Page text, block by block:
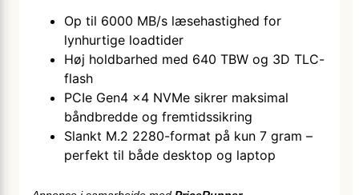
Op til 6000 MB/s læsehastighed for
lynhurtige loadtider
Høj holdbarhed med 640 TBW og 3D TLC-
flash
PCIe Gen4 x4 NVMe sikrer maksimal
båndbredde og fremtidssikring
Slankt M.2 2280-format på kun 7 gram –
perfekt til både desktop og laptop